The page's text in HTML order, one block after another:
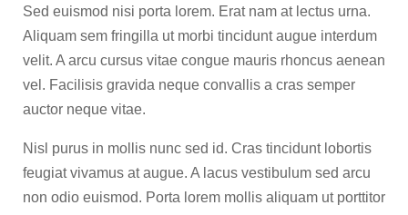
Sed euismod nisi porta lorem. Erat nam at lectus urna.
Aliquam sem fringilla ut morbi tincidunt augue interdum
velit. A arcu cursus vitae congue mauris rhoncus aenean
vel. Facilisis gravida neque convallis a cras semper
auctor neque vitae.
Nisl purus in mollis nunc sed id. Cras tincidunt lobortis
feugiat vivamus at augue. A lacus vestibulum sed arcu
non odio euismod. Porta lorem mollis aliquam ut porttitor